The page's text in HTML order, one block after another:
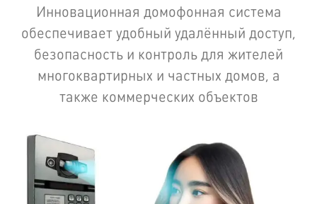
Инновационная домофонная система
обеспечивает удобный удалённый доступ,
безопасность и контроль для жителей
многоквартирных и частных домов, а
также коммерческих объектов